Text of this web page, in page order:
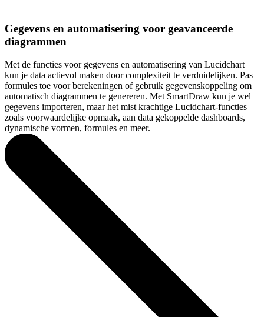
Gegevens en automatisering voor geavanceerde
diagrammen
Met de functies voor gegevens en automatisering van Lucidchart
kun je data actievol maken door complexiteit te verduidelijken. Pas
formules toe voor berekeningen of gebruik gegevenskoppeling om
automatisch diagrammen te genereren. Met SmartDraw kun je wel
gegevens importeren, maar het mist krachtige Lucidchart-functies
zoals voorwaardelijke opmaak, aan data gekoppelde dashboards,
dynamische vormen, formules en meer.